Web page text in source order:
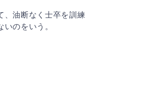
、油断なく士卒を訓練
のをいう。